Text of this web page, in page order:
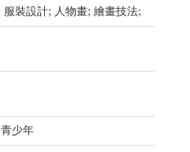
服裝設計; 人物畫; 繪畫技法;
青少年